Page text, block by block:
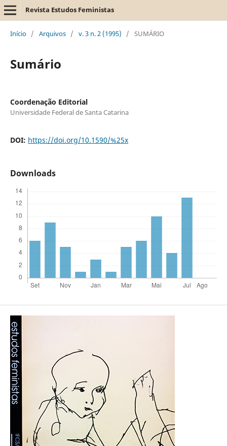
Revista Estudos Feministas
Início / Arquivos / v. 3 n. 2 (1995) / SUMÁRIO
Sumário
Coordenação Editorial
Universidade Federal de Santa Catarina
DOI: https://doi.org/10.1590/%25x
Downloads